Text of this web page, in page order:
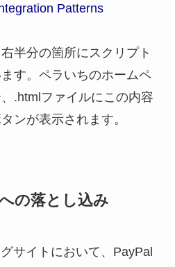
Patterns
半分の箇所にスクリプト
す。ペラいちのホームペ
.htmlファイルにこの内容
ンが表示されます。
の落とし込み
サイトにおいて、PayPal